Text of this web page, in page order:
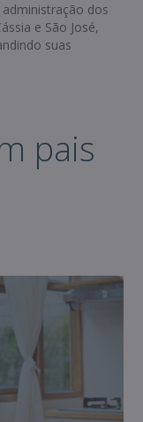
dos
e São José,
suas
pais